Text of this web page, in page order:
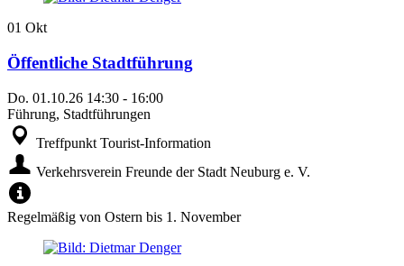
01 Okt
Öffentliche Stadtführung
Do. 01.10.26 14:30 - 16:00
Führung, Stadtführungen
Treffpunkt Tourist-Information
Verkehrsverein Freunde der Stadt Neuburg e. V.
Regelmäßig von Ostern bis 1. November